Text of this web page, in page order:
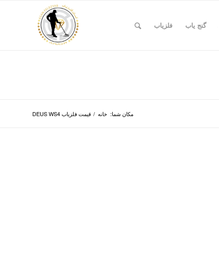
گنج یاب فلزیاب
مکان شما: خانه / قیمت فلزیاب DEUS WS4